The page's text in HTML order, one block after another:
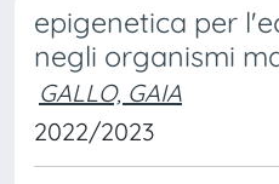
epigenetica per
negli organismi
GALLO, GAIA
2022/2023